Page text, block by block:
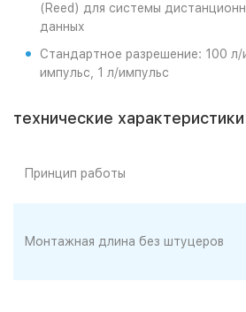
(Reed) для системы
данных
Стандартное разрешение: 100
импульс, 1 л/импульс
технические характеристики
Принцип работы
Монтажная длина без штуцеров